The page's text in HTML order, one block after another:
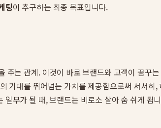
팅이 추구하는 최종 목표입니다.
는 관계. 이것이 바로 브랜드와 고객이 꿈꾸
기대를 뛰어넘는 가치를 제공함으로써 서서히
부가 될 때, 브랜드는 비로소 살아 숨 쉬게 됩